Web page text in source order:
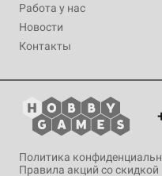
Работа у нас
Новости
Контакты
Политика
Правила акций со скидкой